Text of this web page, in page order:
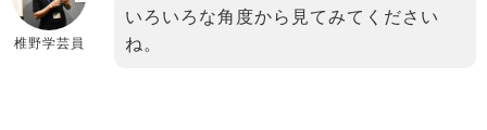
椎野学芸員
いろいろな角度から見てみてください
ね。